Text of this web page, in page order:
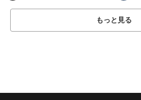
もっと見る